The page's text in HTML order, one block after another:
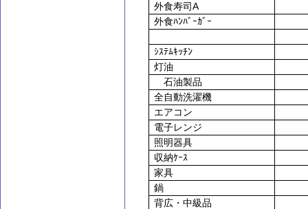
外食寿司 A
外食ﾊﾝﾊﾞｰｶﾞｰ
ｼｽﾃﾑｷｯﾁﾝ
灯油
石油製品
全自動洗濯機
エアコン
電子レンジ
照明器具
収納ｹｰｽ
家具
鍋
背広・中級品